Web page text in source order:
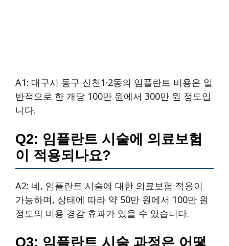
A1: 대구시 동구 신천1·2동의 임플란트 비용은 일
반적으로 한 개당 100만 원에서 300만 원 정도입
니다.
Q2: 임플란트 시술에 의료보험
이 적용되나요?
A2: 네, 임플란트 시술에 대한 의료보험 적용이
가능하며, 상태에 따라 약 50만 원에서 100만 원
정도의 비용 경감 효과가 있을 수 있습니다.
Q3: 임플란트 시술 과정은 어떻